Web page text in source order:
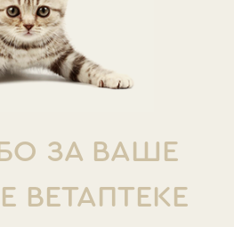
ЗА ВАШЕ
ВЕТАПТЕКЕ